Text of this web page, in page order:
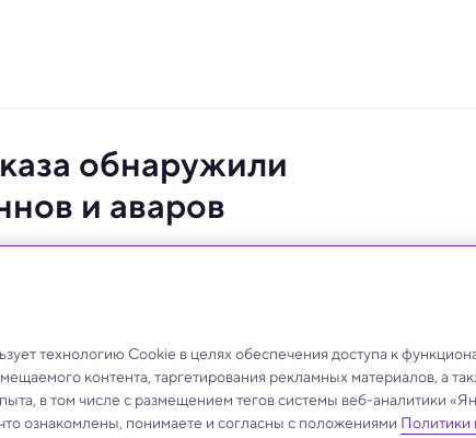
обнаружили
и аваров
деформация черепа у жителей Пиренейского
технологию Cookie в целях обеспечения доступа к
контента, таргетирования рекламных материалов, а
в том числе с размещением тегов системы веб-аналитики
ознакомлены, понимаете и согласны с положениями Политики